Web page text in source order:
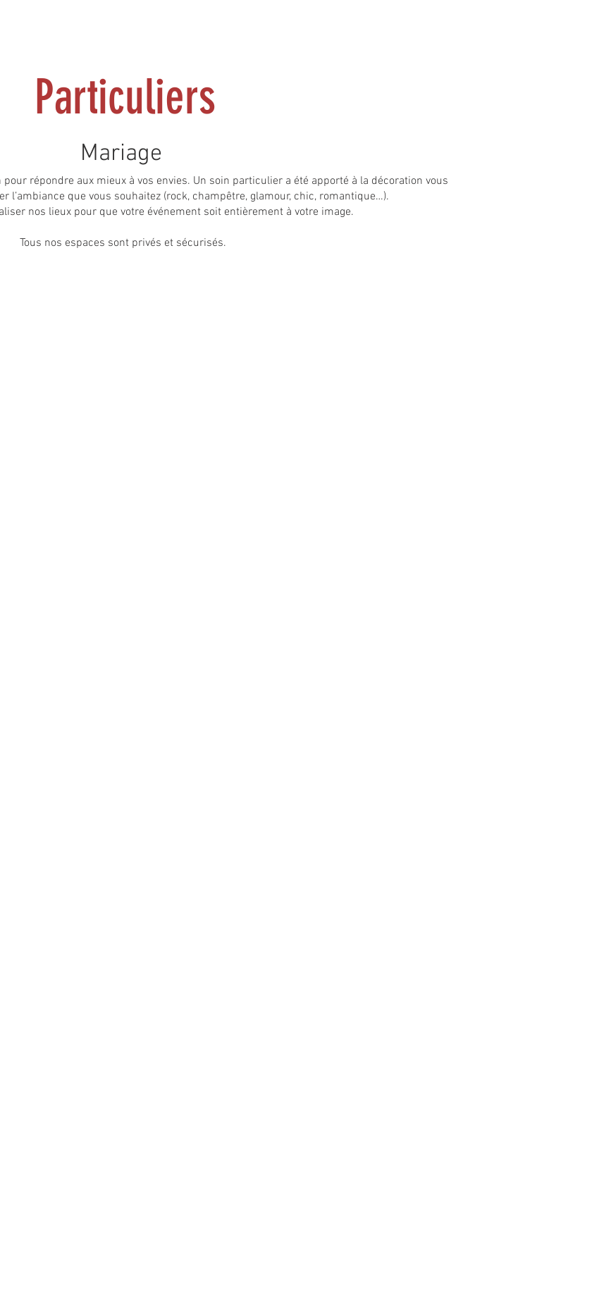
Particuliers
Mariage
répondre aux mieux à vos envies. Un soin particulier a été apporté à la décoration vous
l’ambiance que vous souhaitez (rock, champêtre, glamour, chic, romantique…).
nos lieux pour que votre événement soit entièrement à votre image.
Tous nos espaces sont privés et sécurisés.